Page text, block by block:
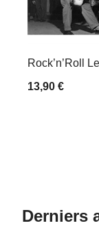
Rock’n’Roll
13,90 €
Derniers